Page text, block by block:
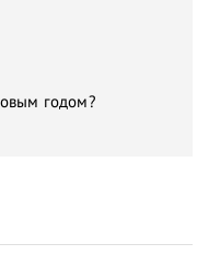
годом?